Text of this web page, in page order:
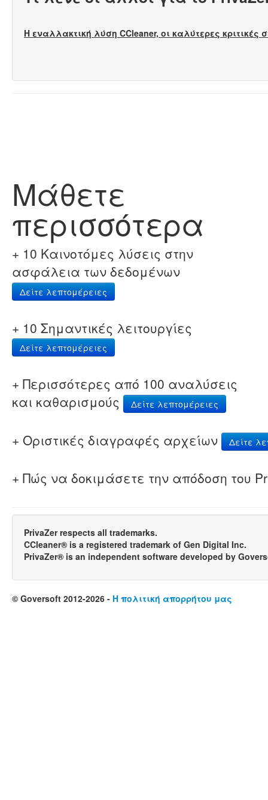
Η εναλλακτική λύση CCleaner, οι καλύτερες κριτικές
Μάθετε
περισσότερα
+ 10 Καινοτόμες λύσεις στην
ασφάλεια των δεδομένων
Δείτε λεπτομέρειες
+ 10 Σημαντικές λειτουργίες
Δείτε λεπτομέρειες
+ Περισσότερες από 100 αναλύσεις
και καθαρισμούς
Δείτε λεπτομέρειες
+ Οριστικές διαγραφές αρχείων Δείτε
+ Πώς να δοκιμάσετε την απόδοση του
PrivaZer respects all trademarks.
CCleaner® is a registered trademark of Gen Digital Inc.
PrivaZer® is an independent software developed by
© Goversoft 2012-2026 - Η πολιτική απορρήτου μας